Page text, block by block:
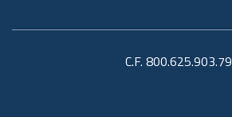
C.F. 800.625.903.79